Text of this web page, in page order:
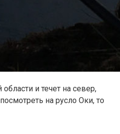
и течет на север,
на русло Оки, то